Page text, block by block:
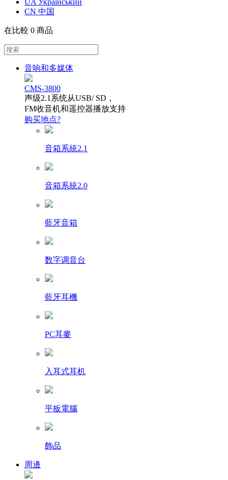
UA Український
CN 中国
在比較 0 商品
音响和多媒体
CMS-3800
声级2.1系统从USB/ SD，
FM收音机和遥控器播放支持
购买地点?
音箱系統2.1
音箱系統2.0
藍牙音箱
数字调音台
藍牙耳機
PC耳麥
入耳式耳机
平板電腦
飾品
周邊